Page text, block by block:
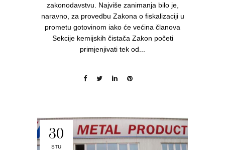
zakonodavstvu. Najviše zanimanja bilo je,
naravno, za provedbu Zakona o fiskalizaciji u
prometu gotovinom iako će većina članova
Sekcije kemijskih čistača Zakon početi
primjenjivati tek od...
30
STU